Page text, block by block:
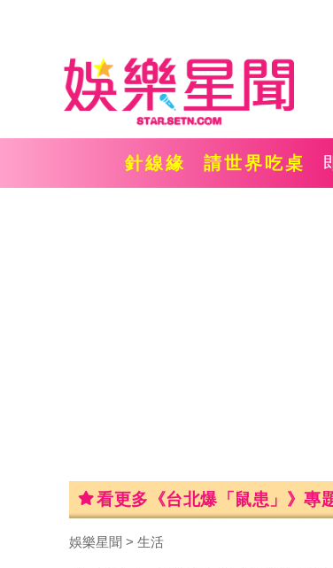
針線緣 請世界吃桌
看更多《台北爆「鼠患」》專
娛樂星聞 生活